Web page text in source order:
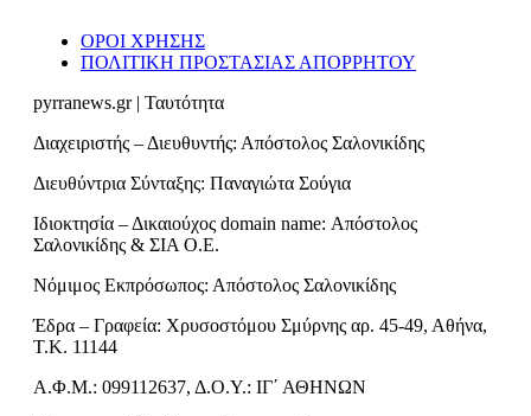
ΟΡΟΙ ΧΡΗΣΗΣ
ΠΟΛΙΤΙΚΗ ΠΡΟΣΤΑΣΙΑΣ ΑΠΟΡΡΗΤΟΥ
pyrranews.gr | Ταυτότητα
Διαχειριστής – Διευθυντής: Απόστολος Σαλονικίδης
Διευθύντρια Σύνταξης: Παναγιώτα Σούγια
Ιδιοκτησία – Δικαιούχος domain name: Απόστολος
Σαλονικίδης & ΣΙΑ Ο.Ε.
Νόμιμος Εκπρόσωπος: Απόστολος Σαλονικίδης
Έδρα – Γραφεία: Χρυσοστόμου Σμύρνης αρ. 45-49, Αθήνα,
Τ.Κ. 11144
Α.Φ.Μ.: 099112637, Δ.Ο.Υ.: ΙΓ΄ ΑΘΗΝΩΝ